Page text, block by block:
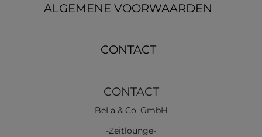
ALGEMENE VOORWAARDEN
CONTACT
CONTACT
BeLa & Co. GmbH
-Zeitlounge-